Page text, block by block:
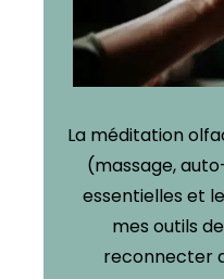
La méditation
(massage,
essentielles et
mes outils
reconnecter